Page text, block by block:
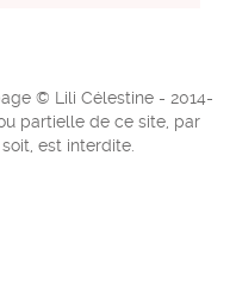
© Lili Célestine - 2014-
partielle de ce site, par
est interdite.